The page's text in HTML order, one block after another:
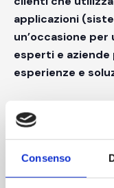
Consenso
applicazioni
un’occasione
esperti e
esperienze e
La partecipazione è
Le registrazioni
partecipanti. Le